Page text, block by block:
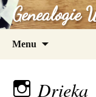
Genealogie
Menu